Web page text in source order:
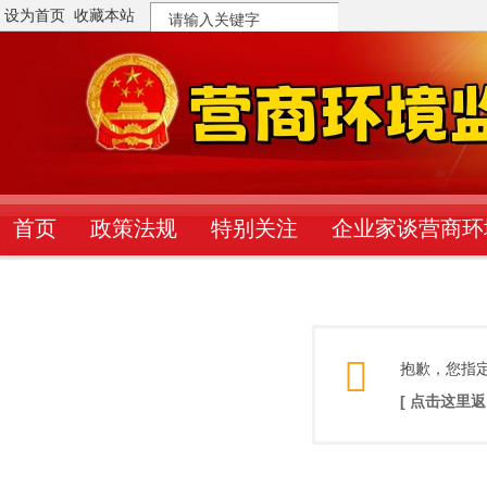
设为首页 收藏本站
搜
索
首页 政策法规 特别关注 企业家谈营商
抱歉，您指
[ 点击这里